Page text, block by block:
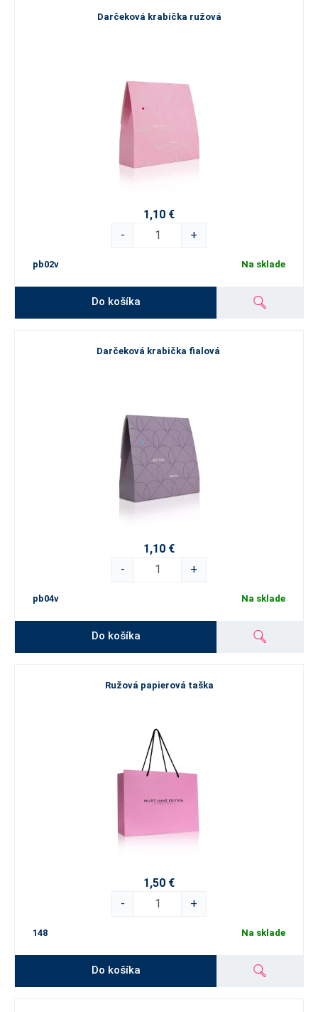
Darčeková krabička ružová
1,10 €
-
+
pb02v Na sklade
Do košíka
Darčeková krabička fialová
1,10 €
-
+
pb04v Na sklade
Do košíka
Ružová papierová taška
1,50 €
-
+
148 Na sklade
Do košíka